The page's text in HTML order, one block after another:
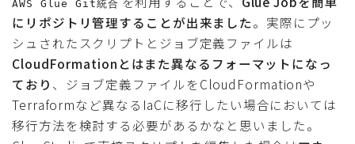
AWS Glue Git統合
にリポジトリ管理することが出来ました。実際にプッ
シュされたスクリプトとジョブ定義ファイルは
CloudFormationとはまた異なるフォーマットになっ
ており 、ジョブ定義ファイルをCloudFormationや
Terraformなど異なるIaCに移行したい場合においては
移行方法を検討する必要があるかなと思いました。